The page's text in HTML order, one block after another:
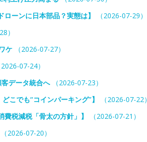
ーンに日本部品？実態は】
（2026-07-29）
）
ケ （2026-07-27）
2026-07-24）
データ統合へ（2026-07-23）
でも“コインパーキング”】
（2026-07-22）
税減税「骨太の方針」】
（2026-07-21）
（2026-07-20）